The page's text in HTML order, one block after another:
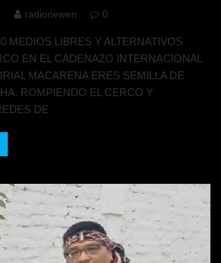
radionewen 0
MEDIOS LIBRES Y ALTERNATIVOS
EN EL CADENAZO INTERNACIONAL
MACARENA ERES SEMILLA DE
ROMPIENDO EL CERCO Y
DE